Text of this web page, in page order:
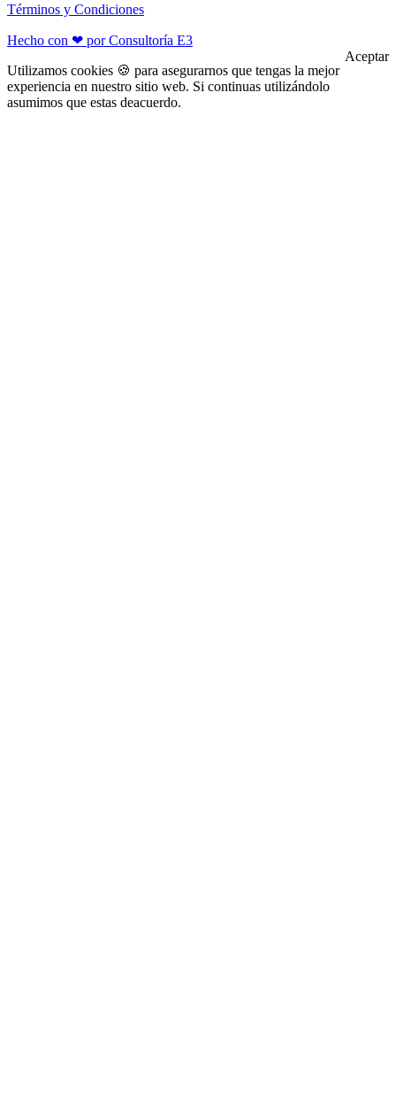
Términos y Condiciones
Hecho con ❤ por Consultoría E3
Utilizamos cookies 🍪 para asegurarnos que tengas la mejor
experiencia en nuestro sitio web. Si continuas utilizándolo
asumimos que estas deacuerdo.
Aceptar